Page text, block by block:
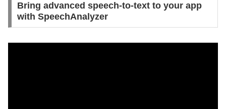
Bring advanced speech-to-text to your app
with SpeechAnalyzer